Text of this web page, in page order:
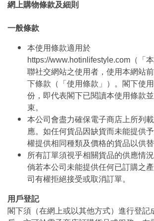
網上購物條款及細則
一般條款
本使用條款適用於
https://www.hotinlifestyle.com（「
聯社交網站之使用者，使用本網站
下條款（「使用條款」）。閣下使
份，即代表閣下已閱讀本使用條款
束。
本公司會盡力確保電子商店上所列
應。如任何貨品因缺貨而未能提供
權提供相同種類及價格的貨品以供替
所有訂單須視乎相關貨品的供應情況
倘若本公司未能提供任何已訂購之
司有權拒絕接受或取消訂單。
用戶登記
閣下須（在網上或以其他方式）進行登記